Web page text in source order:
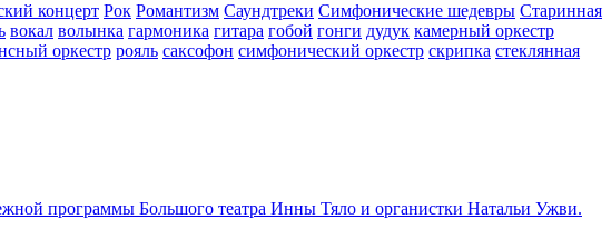
концерт Рок Романтизм Саундтреки Симфонические шедевры Старинная
вокал волынка гармоника гитара гобой гонги дудук камерный оркестр
оркестр рояль саксофон симфонический оркестр скрипка стеклянная
программы Большого театра Инны Тяло и органистки Натальи Ужви.